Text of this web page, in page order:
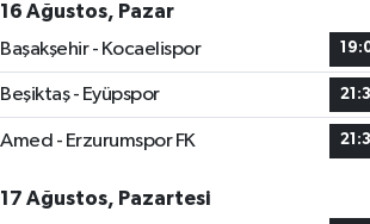
16 Ağustos, Pazar
Başakşehir - Kocaelispor
Beşiktaş - Eyüpspor
Amed - Erzurumspor FK
17 Ağustos, Pazartesi